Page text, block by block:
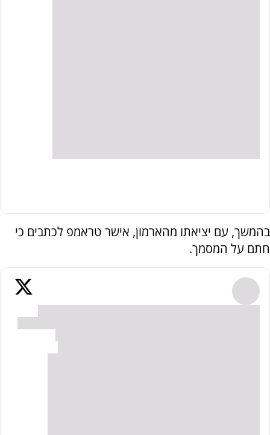
בהמשך, עם יציאתו מהארמון, אישר טראמפ לכתבים כי
חתם על המסמך.